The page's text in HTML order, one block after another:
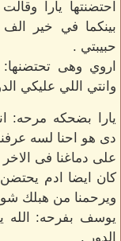
احتضنتها يارا
بينكما في خير
حبيبتي .
اروي وهى
وانتي اللي عليكي
يارا بضحكه مرحه:
دى هو احنا لسه
على دماغنا فى الاخر
كان ايضا ادم
ويرحمنا من هبلك
يوسف بفرحه: الله
الدور .